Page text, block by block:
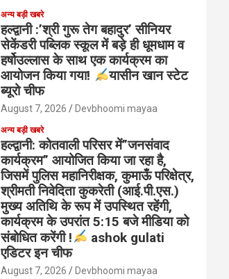
अन्य बड़ी खबरे
हल्द्वानी :’श्री गुरू तेग बहादुर’ सीनियर
सेकेंडरी पब्लिक स्कूल में बड़े ही धूमधाम व
हर्षोउल्लास के साथ एक कार्यक्रम का
आयोजन किया गया!
यासीन खान स्टेट
ब्यूरो चीफ
August 7, 2026 Devbhoomi mayaa
अन्य बड़ी खबरे
हल्द्वानी: कोतवाली परिसर में”जनसंवाद
कार्यक्रम” आयोजित किया जा रहा है,
जिसमें पुलिस महानिरीक्षक, कुमाऊँ परिक्षेत्र,
श्रीमती निवेदिता कुकरेती (आई.पी.एस.)
मुख्य अतिथि के रूप में उपस्थित रहेंगी,
कार्यक्रम के उपरांत 5:15 बजे मीडिया को
संबोधित करेंगी !
ashok gulati
एडिटर इन चीफ
August 7, 2026 Devbhoomi mayaa